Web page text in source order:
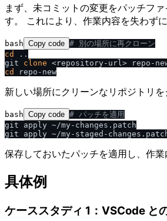
まず、未コミットの変更をパッチフ
す。 これにより、作業内容を失わずに
bash Copy code # 別の場所に再クローン
cd
..
git clone
cd
新しい場所にクリーンなリポジトリを
bash Copy code # パッチを適用
git apply ~/my-changes.patch
保存しておいたパッチを適用し、作業
具体例
ケーススタディ 1：VSCode と